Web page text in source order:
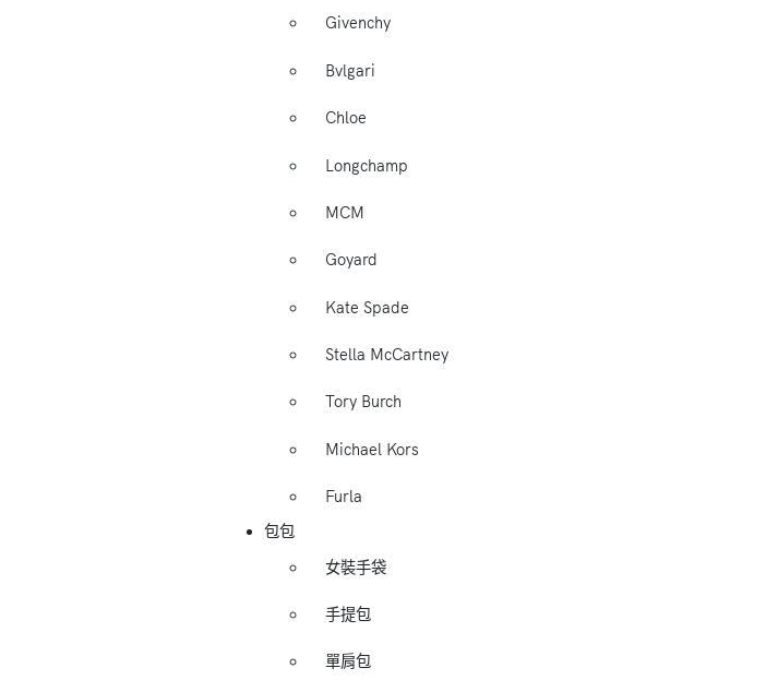
Givenchy
Bvlgari
Chloe
Longchamp
MCM
Goyard
Kate Spade
Stella McCartney
Tory Burch
Michael Kors
Furla
包包
女裝手袋
手提包
單肩包